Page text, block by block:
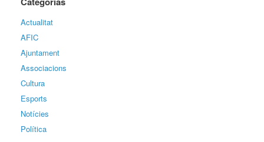
Actualitat
AFIC
Ajuntament
Associacions
Cultura
Esports
Notícies
Política